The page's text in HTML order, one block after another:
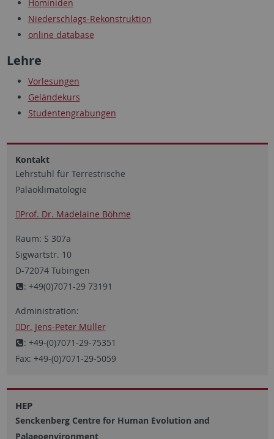
Hominiden
Niederschlags-Rekonstruktion
online database
Lehre
Vorlesungen
Geländekurs
Studentengrabungen
Kontakt
Lehrstuhl für Terrestrische
Paläoklimatologie
Prof. Dr. Madelaine Böhme
Raum: S 307a
Sigwartstr. 10
D-72074 Tübingen
: +49(0)7071-29 73191
Administration:
Dr. Jens-Peter Müller
: +49-(0)7071-29-75351
Fax: +49-(0)7071-29-5059
HEP
Senckenberg Centre for Human Evolution and
Palaeoenvironment